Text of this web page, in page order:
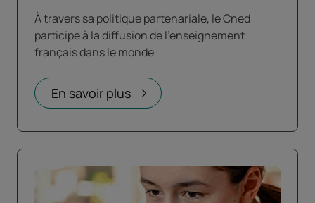
À travers sa politique partenariale, le Cned
participe à la diffusion de l’enseignement
français dans le monde
En savoir plus